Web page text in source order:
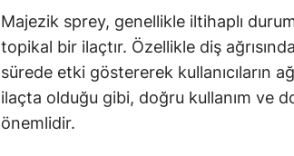
Majezik sprey, genellikle iltihaplı
topikal bir ilaçtır. Özellikle diş
sürede etki göstererek kullanıcıların
ilaçta olduğu gibi, doğru kullanım ve
önemlidir.